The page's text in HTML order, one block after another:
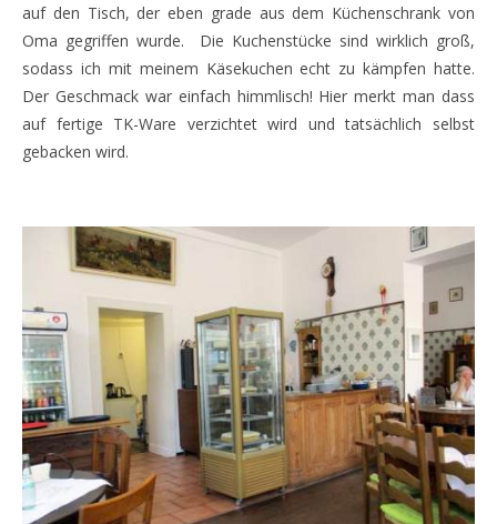
auf den Tisch, der eben grade aus dem Küchenschrank von
Oma gegriffen wurde. Die Kuchenstücke sind wirklich groß,
sodass ich mit meinem Käsekuchen echt zu kämpfen hatte.
Der Geschmack war einfach himmlisch! Hier merkt man dass
auf fertige TK-Ware verzichtet wird und tatsächlich selbst
gebacken wird.